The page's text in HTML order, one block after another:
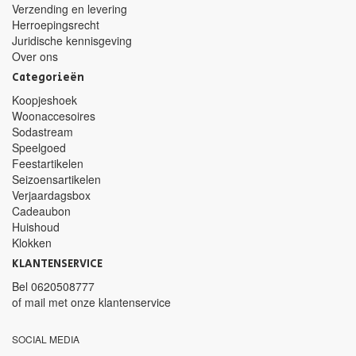
Verzending en levering
Herroepingsrecht
Juridische kennisgeving
Over ons
Categorieën
Koopjeshoek
Woonaccesoires
Sodastream
Speelgoed
Feestartikelen
Seizoensartikelen
Verjaardagsbox
Cadeaubon
Huishoud
Klokken
KLANTENSERVICE
Bel 0620508777
of mail met onze klantenservice
SOCIAL MEDIA